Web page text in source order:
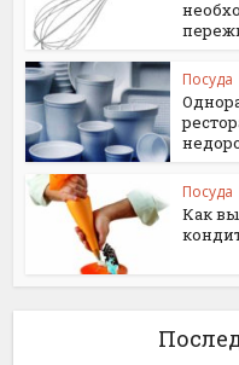
Посуда
Посуда
Как